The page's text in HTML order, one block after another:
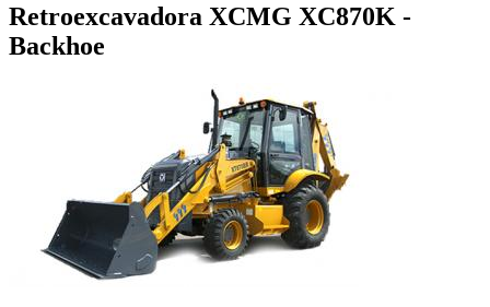
Retroexcavadora XCMG XC870K -
Backhoe